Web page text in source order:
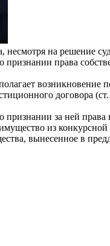
несмотря на решение
признании права
возникновение
договора
о признании за ней
из
вынесенное в